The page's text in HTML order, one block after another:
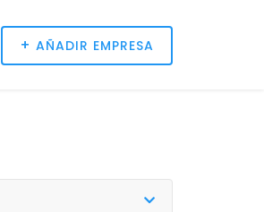
+ AÑADIR EMPRESA